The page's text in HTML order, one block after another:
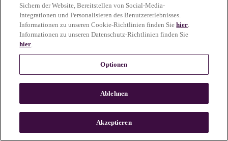
n
Sichern der Website, Bereitstellen von Social-Media-
Integrationen und Personalisieren des Benutzererlebnisses.
Informationen zu unseren Cookie-Richtlinien finden Siehier.
Informationen zu unseren Datenschutz-Richtlinien finden Sie
hier.
Optionen
Ablehnen
Akzeptieren